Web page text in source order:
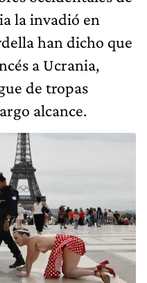
la invadió en
han dicho que
a Ucrania,
de tropas
alcance.